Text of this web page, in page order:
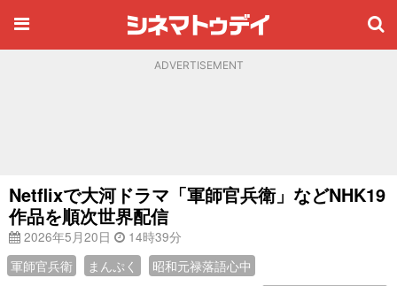
ADVERTISEMENT
Netflixで大河ドラマ「軍師官兵衛」などNHK19
作品を順次世界配信
2026年5月20日
14時39分
軍師官兵衛
まんぷく 昭和元禄落語心中